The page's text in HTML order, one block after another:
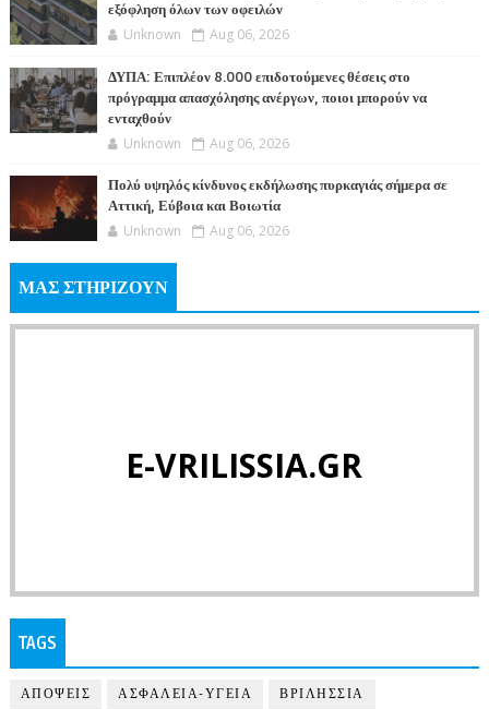
εξόφληση όλων των οφειλών
Unknown Aug 06, 2026
ΔΥΠΑ: Επιπλέον 8.000 επιδοτούμενες θέσεις στο
πρόγραμμα απασχόλησης ανέργων, ποιοι μπορούν να
ενταχθούν
Unknown Aug 06, 2026
Πολύ υψηλός κίνδυνος εκδήλωσης πυρκαγιάς σήμερα σε
Αττική, Εύβοια και Βοιωτία
Unknown Aug 06, 2026
ΜΑΣ ΣΤΗΡΙΖΟΥΝ
E-VRILISSIA.GR
TAGS
ΑΠΟΨΕΙΣ ΑΣΦΑΛΕΙΑ-ΥΓΕΙΑ ΒΡΙΛΗΣΣΙΑ